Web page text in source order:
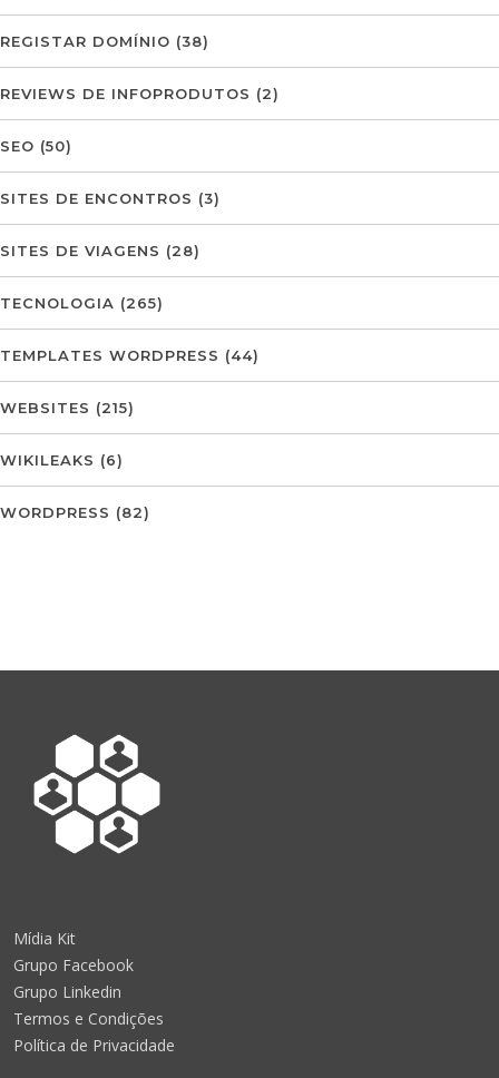
REGISTAR DOMÍNIO (38)
REVIEWS DE INFOPRODUTOS (2)
SEO (50)
SITES DE ENCONTROS (3)
SITES DE VIAGENS (28)
TECNOLOGIA (265)
TEMPLATES WORDPRESS (44)
WEBSITES (215)
WIKILEAKS (6)
WORDPRESS (82)
Mídia Kit
Grupo Facebook
Grupo Linkedin
Termos e Condições
Política de Privacidade